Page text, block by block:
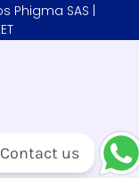
Phigma SAS |
Contact us